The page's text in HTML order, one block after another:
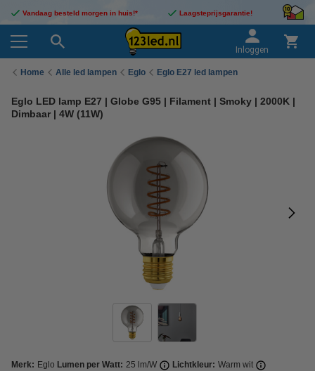
Vandaag besteld morgen in huis!* Laagsteprijsgarantie!
Inloggen
Home Alle led lampen Eglo Eglo E27 led lampen
Eglo LED lamp E27 | Globe G95 | Filament | Smoky | 2000K |
Dimbaar | 4W (11W)
Merk: Eglo Lumen per Watt: 25 lm/W Lichtkleur: Warm wit